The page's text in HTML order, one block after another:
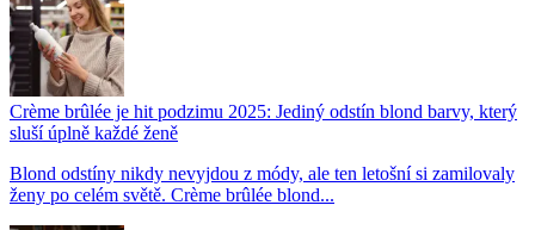
Crème brûlée je hit podzimu 2025: Jediný odstín blond barvy, který
sluší úplně každé ženě
Blond odstíny nikdy nevyjdou z módy, ale ten letošní si zamilovaly
ženy po celém světě. Crème brûlée blond...